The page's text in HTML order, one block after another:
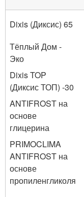
Dixis (Диксис) 65
Тёплый Дом -
Эко
Dixis TOP
(Диксис ТОП) -30
ANTIFROST на
основе
глицерина
PRIMOCLIMA
ANTIFROST на
основе
пропиленгликоля